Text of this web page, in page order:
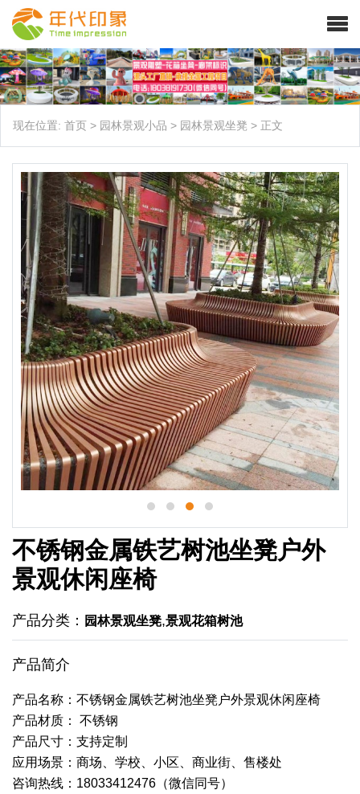
现在位置: 首页 > 园林景观小品 > 园林景观坐凳 > 正文
不锈钢金属铁艺树池坐凳户外
景观休闲座椅
产品分类： 园林景观坐凳,景观花箱树池
产品简介
产品名称：不锈钢金属铁艺树池坐凳户外景观休闲座椅
产品材质： 不锈钢
产品尺寸：支持定制
应用场景：商场、学校、小区、商业街、售楼处
咨询热线：18033412476（微信同号）